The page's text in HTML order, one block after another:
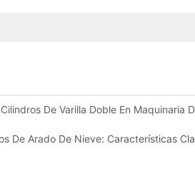
De Varilla Doble En Maquinaria
De Arado De Nieve: Características